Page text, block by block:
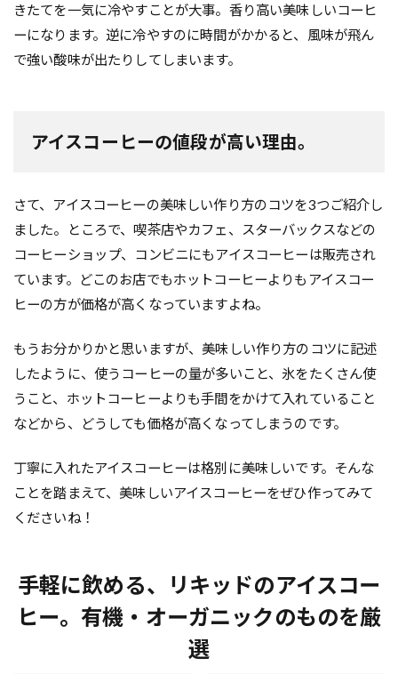
きたてを一気に冷やすことが大事。香り高い美味しいコーヒ
ーになります。逆に冷やすのに時間がかかると、風味が飛ん
で強い酸味が出たりしてしまいます。
アイスコーヒーの値段が高い理由。
さて、アイスコーヒーの美味しい作り方のコツを3つご紹介し
ました。ところで、喫茶店やカフェ、スターバックスなどの
コーヒーショップ、コンビニにもアイスコーヒーは販売され
ています。どこのお店でもホットコーヒーよりもアイスコー
ヒーの方が価格が高くなっていますよね。
もうお分かりかと思いますが、美味しい作り方のコツに記述
したように、使うコーヒーの量が多いこと、氷をたくさん使
うこと、ホットコーヒーよりも手間をかけて入れていること
などから、どうしても価格が高くなってしまうのです。
丁寧に入れたアイスコーヒーは格別に美味しいです。そんな
ことを踏まえて、美味しいアイスコーヒーをぜひ作ってみて
くださいね！
手軽に飲める、リキッドのアイスコー
ヒー。 有機・オーガニックのものを厳
選